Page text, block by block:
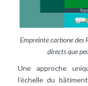
Empreinte carbone des
directs que
Une approche
l’échelle du